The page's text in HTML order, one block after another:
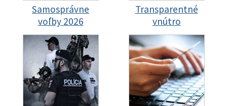
Samosprávne
voľby 2026
Transparentné
vnútro